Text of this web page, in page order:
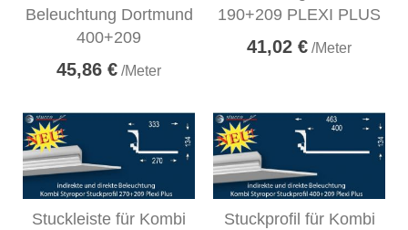
Beleuchtung Dortmund
400+209
45,86 € /Meter
190+209 PLEXI PLUS
41,02 € /Meter
Stuckleiste für Kombi
Stuckprofil für Kombi